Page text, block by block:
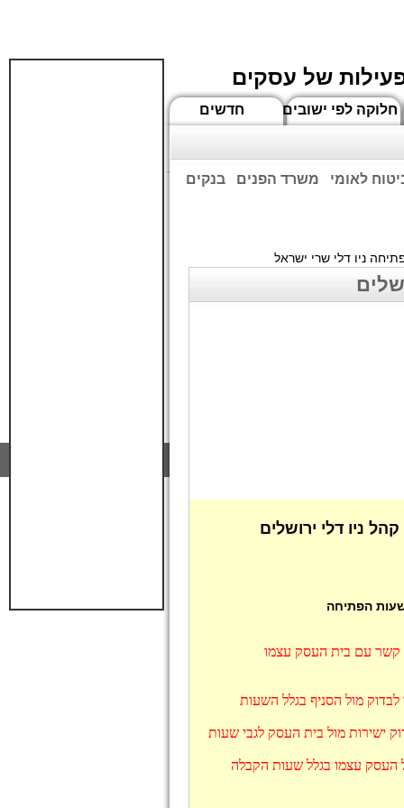
של עסקים
חדשים חלוקה לפי ישובים
בנקים משרד הפנים לאומי
ניו דלי שרי ישראל
ניו דלי ירושלים
הפתיחה
קשר עם בית העסק עצמו
מול הסניף בגלל השעות
ישירות מול בית העסק לגבי שעות
העסק עצמו בגלל שעות הקבלה